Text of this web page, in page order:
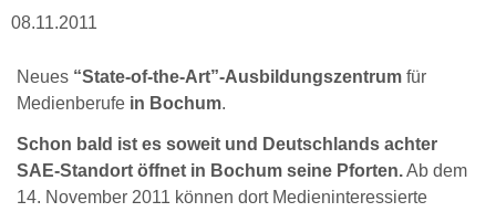
08.11.2011
Neues “State-of-the-Art”-Ausbildungszentrum für
Medienberufe in Bochum.
Schon bald ist es soweit und Deutschlands achter
SAE-Standort öffnet in Bochum seine Pforten.Ab dem
14. November 2011 können dort Medieninteressierte